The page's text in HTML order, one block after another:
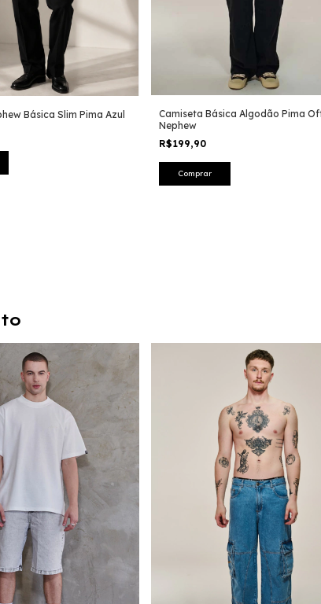
Básica Slim Pima Azul
Camiseta Básica Algodão Pima
Nephew
R$199,90
Comprar